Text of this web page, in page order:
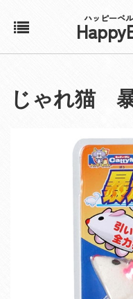
ハッピーベ
アカウント
じゃれ猫